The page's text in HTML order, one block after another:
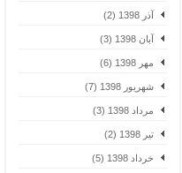
آذر 1398 (2)
آبان 1398 (3)
مهر 1398 (6)
شهریور 1398 (7)
مرداد 1398 (3)
تیر 1398 (2)
خرداد 1398 (5)